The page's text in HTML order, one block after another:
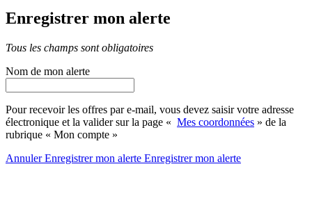
Enregistrer mon alerte
Tous les champs sont obligatoires
Nom de mon alerte
Pour recevoir les offres par e-mail, vous devez saisir votre adresse
électronique et la valider sur la page « Mes coordonnées » de la
rubrique « Mon compte »
AnnulerEnregistrer mon alerte Enregistrermon alerte